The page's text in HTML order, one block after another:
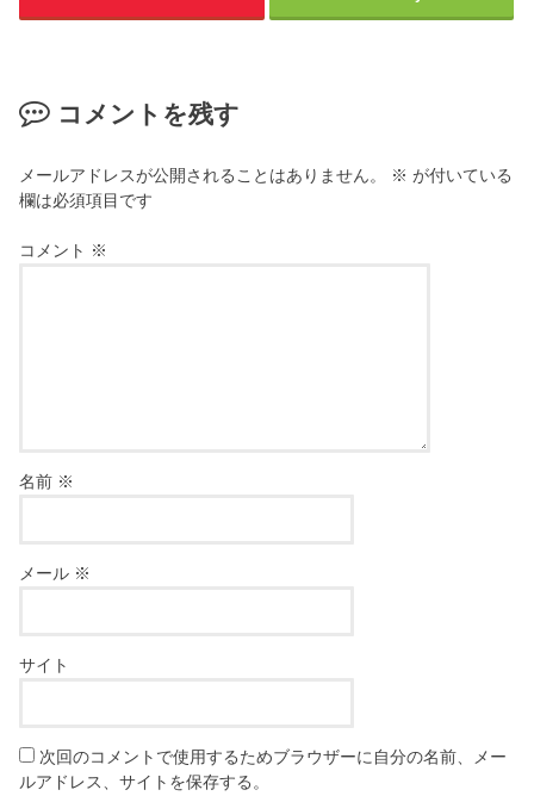
コメントを残す
メールアドレスが公開されることはありません。 ※ が付いている
欄は必須項目です
コメント ※
名前 ※
メール ※
サイト
次回のコメントで使用するためブラウザーに自分の名前、メー
ルアドレス、サイトを保存する。